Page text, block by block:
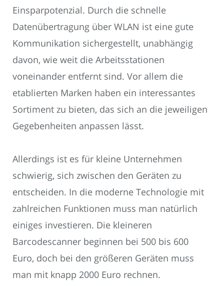
Einsparpotenzial. Durch die schnelle
Datenübertragung über WLAN ist eine gute
Kommunikation sichergestellt, unabhängig
davon, wie weit die Arbeitsstationen
voneinander entfernt sind. Vor allem die
etablierten Marken haben ein interessantes
Sortiment zu bieten, das sich an die jeweiligen
Gegebenheiten anpassen lässt.
Allerdings ist es für kleine Unternehmen
schwierig, sich zwischen den Geräten zu
entscheiden. In die moderne Technologie mit
zahlreichen Funktionen muss man natürlich
einiges investieren. Die kleineren
Barcodescanner beginnen bei 500 bis 600
Euro, doch bei den größeren Geräten muss
man mit knapp 2000 Euro rechnen.